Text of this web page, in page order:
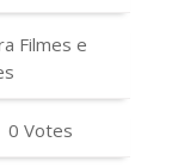
Filmes e
0 Votes